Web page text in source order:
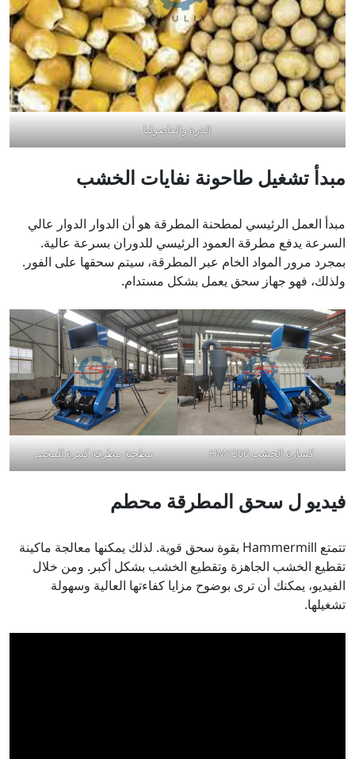
الذرة والفاصوليا
مبدأ تشغيل طاحونة نفايات الخشب
مبدأ العمل الرئيسي لمطحنة المطرقة هو أن الدوار الدوار عالي
السرعة يدفع مطرقة العمود الرئيسي للدوران بسرعة عالية.
بمجرد مرور المواد الخام عبر المطرقة، سيتم سحقها على الفور.
ولذلك، فهو جهاز سحق يعمل بشكل مستدام.
كسارة الخشب HM1300 مطحنة مطرقة كبيرة للمخيم
فيديو ل سحق المطرقة محطم
تتمتع Hammermill بقوة سحق قوية. لذلك يمكنها معالجة ماكينة
تقطيع الخشب الجاهزة وتقطيع الخشب بشكل أكبر. ومن خلال
الفيديو، يمكنك أن ترى بوضوح مزايا كفاءتها العالية وسهولة
تشغيلها.